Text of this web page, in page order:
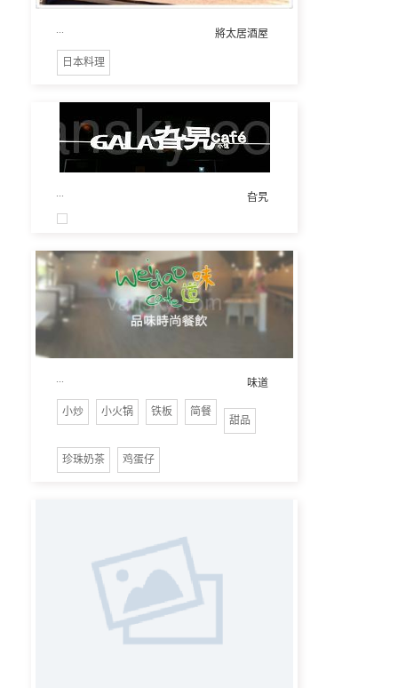
將太居酒屋
...
日本料理
旮旯
...
味道
...
小炒 小火锅 铁板 简餐
甜品
珍珠奶茶 鸡蛋仔